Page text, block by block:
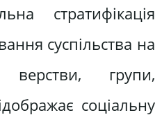
стратифікація
суспільства на
верстви, групи,
соціальну